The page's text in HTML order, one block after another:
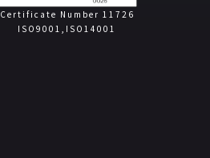
Certificate Number 11726
ISO9001,ISO14001